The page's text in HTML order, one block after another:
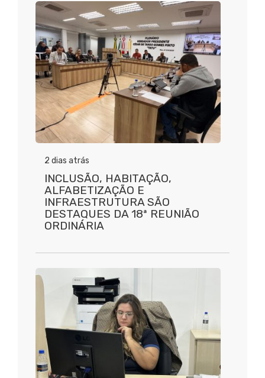
2 dias atrás
INCLUSÃO, HABITAÇÃO,
ALFABETIZAÇÃO E
INFRAESTRUTURA SÃO
DESTAQUES DA 18ª REUNIÃO
ORDINÁRIA